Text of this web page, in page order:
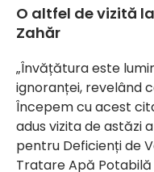
O altfel de vizită
Zahăr
„Învățătura este
ignoranței, revelând
Începem cu acest
adus vizita de astăzi
pentru Deficienți de
Tratare Apă Potabilă